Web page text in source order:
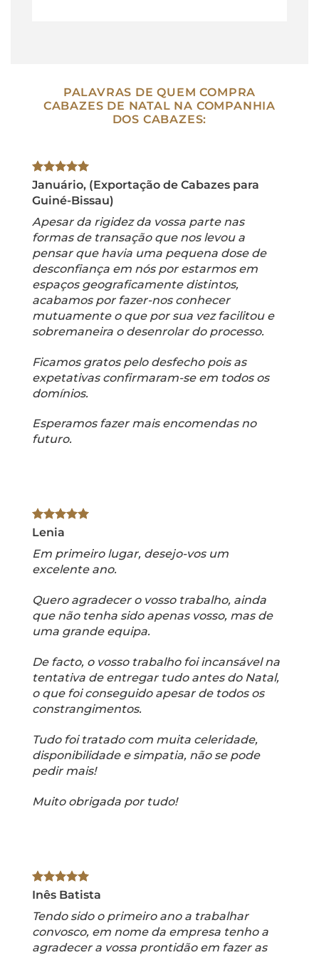
PALAVRAS DE QUEM COMPRA
CABAZES DE NATAL NA COMPANHIA
DOS CABAZES:
Januário, (Exportação de Cabazes para
Guiné-Bissau)
Apesar da rigidez da vossa parte nas
formas de transação que nos levou a
pensar que havia uma pequena dose de
desconfiança em nós por estarmos em
espaços geograficamente distintos,
acabamos por fazer-nos conhecer
mutuamente o que por sua vez facilitou e
sobremaneira o desenrolar do processo.
Ficamos gratos pelo desfecho pois as
expetativas confirmaram-se em todos os
domínios.
Esperamos fazer mais encomendas no
futuro.
Lenia
Em primeiro lugar, desejo-vos um
excelente ano.
Quero agradecer o vosso trabalho, ainda
que não tenha sido apenas vosso, mas de
uma grande equipa.
De facto, o vosso trabalho foi incansável na
tentativa de entregar tudo antes do Natal,
o que foi conseguido apesar de todos os
constrangimentos.
Tudo foi tratado com muita celeridade,
disponibilidade e simpatia, não se pode
pedir mais!
Muito obrigada por tudo!
Inês Batista
Tendo sido o primeiro ano a trabalhar
convosco, em nome da empresa tenho a
agradecer a vossa prontidão em fazer as